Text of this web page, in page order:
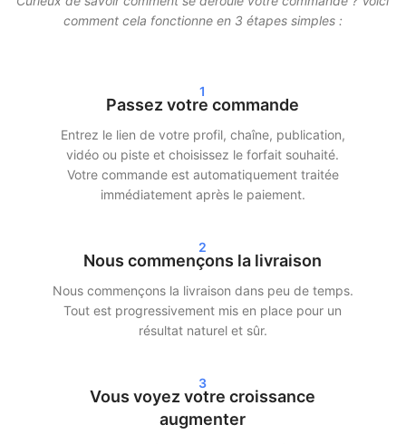
toutes les livraisons se font via des méthodes sûres et
De plus, nous travaillons avec une livraison progressive. Cela
signifie que vos abonnés, likes ou vues n’arrivent pas en une
seule fois, mais sont répartis dans le temps. Cela permet une
croissance réaliste et minimise les risques.
Livraison rapide et résultats réels
dans les 24 heures. Selon le forfait choisi, vous verrez des
résultats clairs dans vos statistiques sous 24 à 72 heures. Que
vous choisissiez d’acheter des abonnés Instagram, des vues
TikTok ou des streams Spotify — nous assurons une livraison
une croissance réelle, un service transparent et
comment cela fonctionne en 3 étapes simples :
1
Passez votre commande
Entrez le lien de votre profil, chaîne, publication,
vidéo ou piste et choisissez le forfait souhaité.
Votre commande est automatiquement traitée
immédiatement après le paiement.
2
Nous commençons la livraison
Nous commençons la livraison dans peu de temps.
Tout est progressivement mis en place pour un
résultat naturel et sûr.
3
Vous voyez votre croissance
augmenter